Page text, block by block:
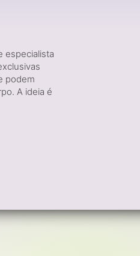
especialista
podem
A ideia é